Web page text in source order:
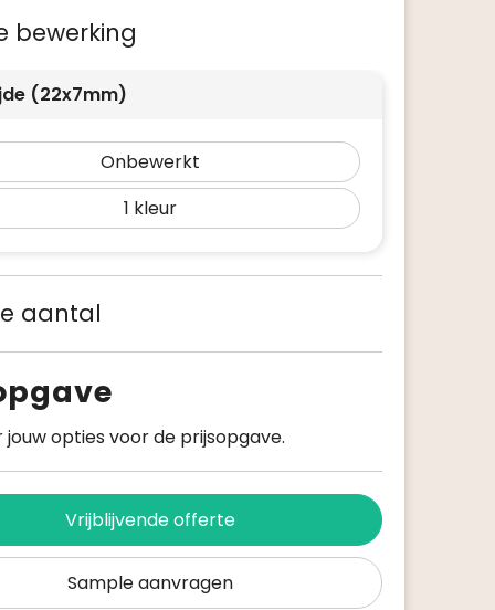
bewerking
(22x7mm)
Onbewerkt
1
aantal
opties voor de prijsopgave.
Vrijblijvende offerte
Sample aanvragen